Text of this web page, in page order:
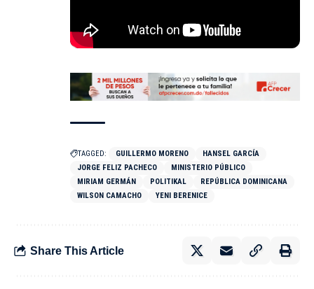
TAGGED: GUILLERMO MORENO
HANSEL GARCÍA
JORGE FELIZ PACHECO
MINISTERIO PÚBLICO
MIRIAM GERMÁN
POLITIKAL
REPÚBLICA DOMINICANA
WILSON CAMACHO
YENI BERENICE
Share This Article